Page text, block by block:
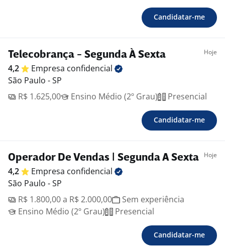
Candidatar-me
Telecobrança - Segunda À Sexta Hoje
4,2 Empresa confidencial
São Paulo - SP
R$ 1.625,00
Ensino Médio (2º Grau) Presencial
Candidatar-me
Operador De Vendas | Segunda A Sexta Hoje
4,2 Empresa confidencial
São Paulo - SP
R$ 1.800,00 a R$ 2.000,00
Sem experiência
Ensino Médio (2º Grau)
Presencial
Candidatar-me